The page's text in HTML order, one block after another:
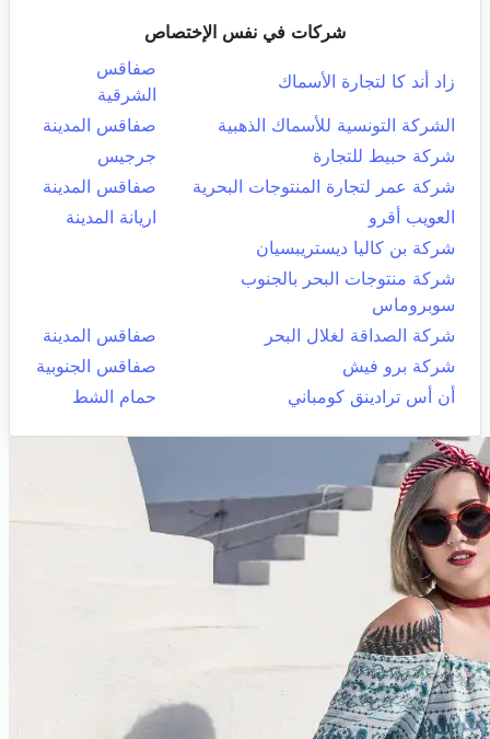
شركات في نفس الإختصاص
زاد أند كا لتجارة الأسماك
صفاقس
الشرقية
الشركة التونسية للأسماك الذهبية
صفاقس المدينة
شركة حبيط للتجارة
جرجيس
شركة عمر لتجارة المنتوجات البحرية
صفاقس المدينة
العويب أقرو
اريانة المدينة
شركة بن كاليا ديستريبسيان
شركة منتوجات البحر بالجنوب
سوبروماس
شركة الصداقة لغلال البحر
صفاقس المدينة
شركة برو فيش
صفاقس الجنوبية
أن أس ترادينق كومباني
حمام الشط